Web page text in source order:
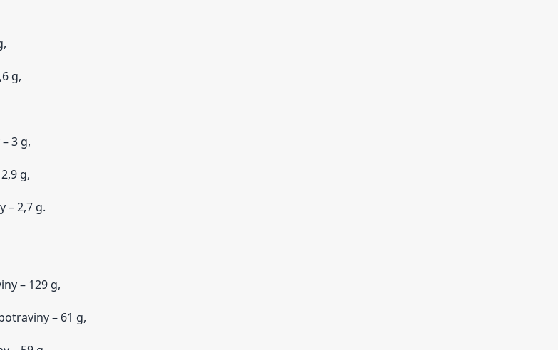
g,
3 g,
g,
– 2,7 g.
– 129 g,
– 61 g,